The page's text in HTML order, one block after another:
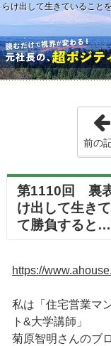
け出して生きていること
前の
第1110回 裏
け出して生き
て勝負すると
https://
私は「住宅営業マ
ト&大学講師」
菊原智明さんのブ